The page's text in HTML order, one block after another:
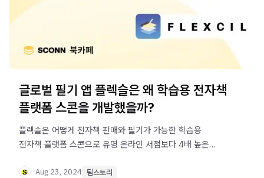
글로벌 필기 앱 플렉슬은 왜 학습용 전자책
플랫폼 스콘을 개발했을까?
플렉슬은 어떻게 전자책 판매와 필기가 가능한 학습용
전자책 플랫폼 스콘으로 유명 온라인 서점보다 4배 높은
Aug 23, 2024 팀스토리